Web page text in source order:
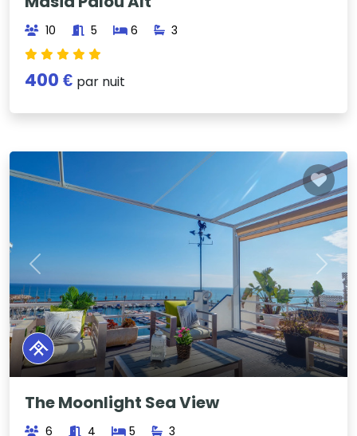
10 5 6 3
400 € par nuit
Previous Next
The Moonlight Sea View
6 4 5 3